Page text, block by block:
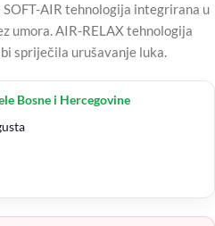
AIR tehnologija integrirana u
umora. AIR-RELAX tehnologija
spriječila urušavanje luka.
Bosne i Hercegovine